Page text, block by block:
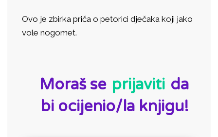
Ovo je zbirka priča o petorici dječaka koji jako
vole nogomet.
Moraš se prijaviti da
bi ocijenio/la knjigu!